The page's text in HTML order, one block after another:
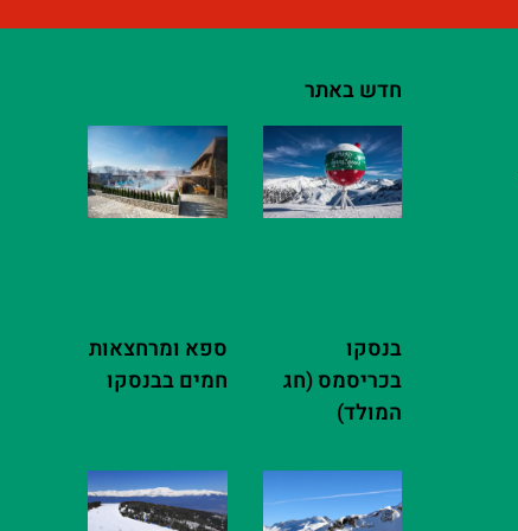
חדש באתר
בנסקו
בכריסמס (חג
המולד)
ספא ומרחצאות
חמים בבנסקו